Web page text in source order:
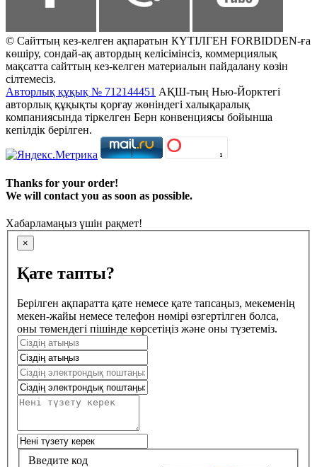
© Сайттың кез-келген ақпаратын КҮТІЛГЕН FORBIDDEN-ға
көшіру, сондай-ақ автордың келісімінсіз, коммерциялық
мақсатта сайттың кез-келген материалын пайдалану көзін
сілтемесіз.
Авторлық құқық № 712144451 АҚШ-тың Нью-Йорктегі
авторлық құқықты қорғау жөніндегі халықаралық
компаниясында тіркелген Берн конвенциясы бойынша
кепілдік берілген.
Thanks for your order!
We will contact you as soon as possible.
Хабарламаңыз үшін рақмет!
×
Қате тапты?
Берілген ақпаратта қате немесе қате тапсаңыз, мекеменің
мекен-жайы немесе телефон нөмірі өзгертілген болса,
оны төмендегі пішінде көрсетіңіз және оны түзетеміз.
Введите код